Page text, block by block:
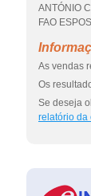
ANTÓNIO
FAO
As vendas
Os
Se deseja
relatório da